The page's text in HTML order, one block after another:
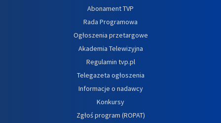
Abonament TVP
Rada Programowa
Ogłoszenia przetargowe
Akademia Telewizyjna
Regulamin tvp.pl
Telegazeta ogłoszenia
Informacje o nadawcy
Konkursy
Zgłoś program (ROPAT)